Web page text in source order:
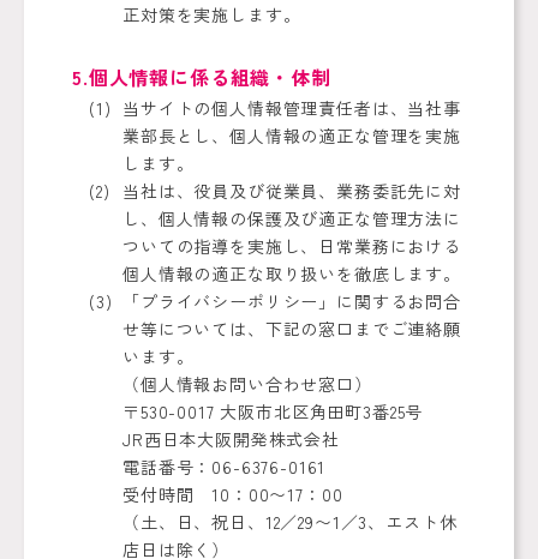
正対策を実施します。
5.個人情報に係る組織・体制
当サイトの個人情報管理責任者は、当社事
業部長とし、個人情報の適正な管理を実施
します。
当社は、役員及び従業員、業務委託先に対
し、個人情報の保護及び適正な管理方法に
ついての指導を実施し、日常業務における
個人情報の適正な取り扱いを徹底します。
「プライバシーポリシー」に関するお問合
せ等については、下記の窓口までご連絡願
います。
（個人情報お問い合わせ窓口）
〒530-0017 大阪市北区角田町3番25号
JR西日本大阪開発株式会社
電話番号：06-6376-0161
受付時間 10：00〜17：00
（土、日、祝日、12／29〜1／3、エスト休
店日は除く）